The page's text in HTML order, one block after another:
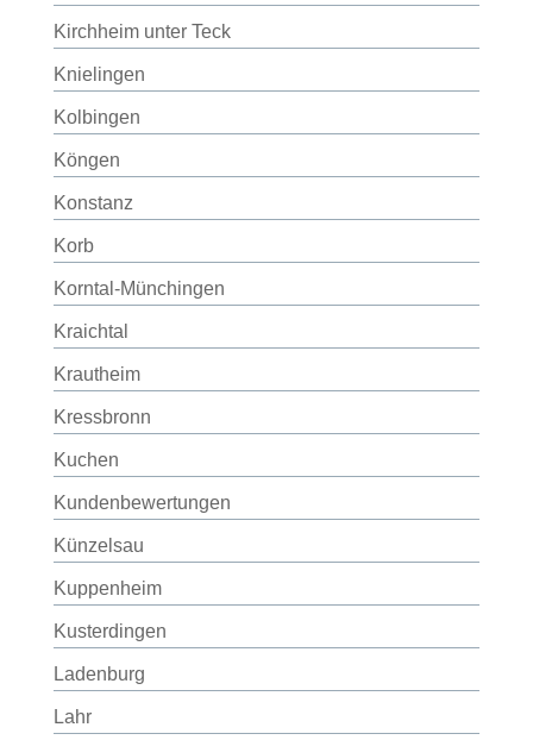
Kirchheim unter Teck
Knielingen
Kolbingen
Köngen
Konstanz
Korb
Korntal-Münchingen
Kraichtal
Krautheim
Kressbronn
Kuchen
Kundenbewertungen
Künzelsau
Kuppenheim
Kusterdingen
Ladenburg
Lahr